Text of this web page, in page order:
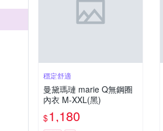
穩定舒適
曼黛瑪璉 marie Q無鋼圈
內衣 M-XXL(黑)
$1,180